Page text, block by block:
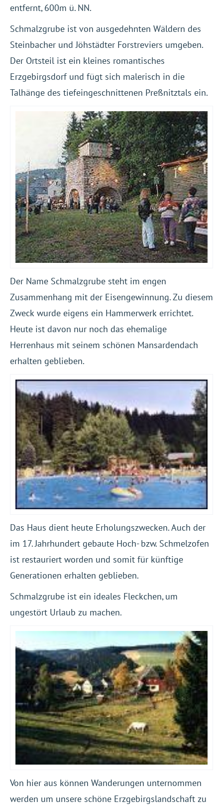
entfernt, 600m ü. NN.
Schmalzgrube ist von ausgedehnten Wäldern des
Steinbacher und Jöhstädter Forstreviers umgeben.
Der Ortsteil ist ein kleines romantisches
Erzgebirgsdorf und fügt sich malerisch in die
Talhänge des tiefeingeschnittenen Preßnitztals ein.
Der Name Schmalzgrube steht im engen
Zusammenhang mit der Eisengewinnung. Zu diesem
Zweck wurde eigens ein Hammerwerk errichtet.
Heute ist davon nur noch das ehemalige
Herrenhaus mit seinem schönen Mansardendach
erhalten geblieben.
Das Haus dient heute Erholungszwecken. Auch der
im 17. Jahrhundert gebaute Hoch- bzw. Schmelzofen
ist restauriert worden und somit für künftige
Generationen erhalten geblieben.
Schmalzgrube ist ein ideales Fleckchen, um
ungestört Urlaub zu machen.
Von hier aus können Wanderungen unternommen
werden um unsere schöne Erzgebirgslandschaft zu